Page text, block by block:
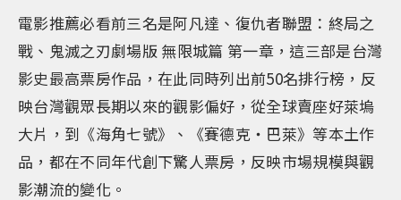
電影推薦必看前三名是阿凡達、復仇者聯盟：終局之
戰、鬼滅之刃劇場版 無限城篇 第一章，這三部是台灣
影史最高票房作品，在此同時列出前50名排行榜，反
映台灣觀眾長期以來的觀影偏好，從全球賣座好萊塢
大片，到《海角七號》、《賽德克・巴萊》等本土作
品，都在不同年代創下驚人票房，反映市場規模與觀
影潮流的變化。